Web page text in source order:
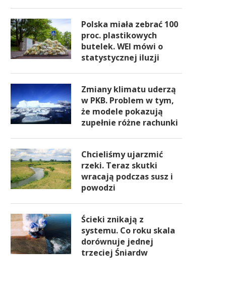
Polska miała zebrać 100
proc. plastikowych
butelek. WEI mówi o
statystycznej iluzji
Zmiany klimatu uderzą
w PKB. Problem w tym,
że modele pokazują
zupełnie różne rachunki
Chcieliśmy ujarzmić
rzeki. Teraz skutki
wracają podczas susz i
powodzi
Ścieki znikają z
systemu. Co roku skala
dorównuje jednej
trzeciej Śniardw